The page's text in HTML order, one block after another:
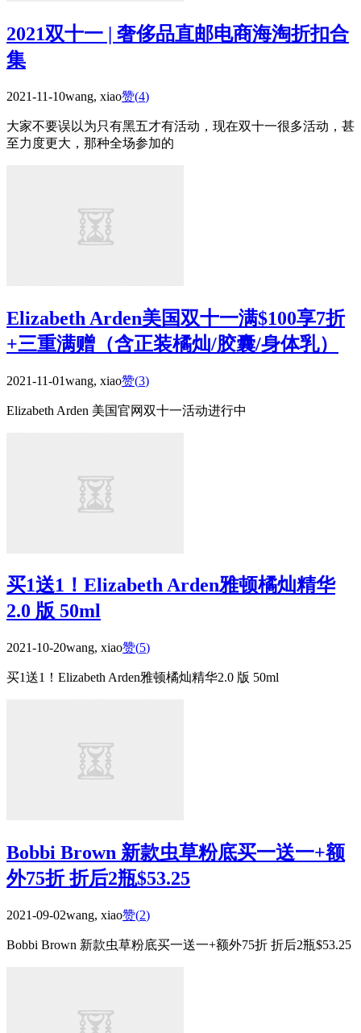
2021双十一 | 奢侈品直邮电商海淘折扣合
集
2021-11-10wang, xiao赞(4)
大家不要误以为只有黑五才有活动，现在双十一很多活动，甚
至力度更大，那种全场参加的
Elizabeth Arden美国双十一满$100享7折
+三重满赠（含正装橘灿/胶囊/身体乳）
2021-11-01wang, xiao赞(3)
Elizabeth Arden 美国官网双十一活动进行中
买1送1！Elizabeth Arden雅顿橘灿精华
2.0 版 50ml
2021-10-20wang, xiao赞(5)
买1送1！Elizabeth Arden雅顿橘灿精华2.0 版 50ml
Bobbi Brown 新款虫草粉底买一送一+额
外75折 折后2瓶$53.25
2021-09-02wang, xiao赞(2)
Bobbi Brown 新款虫草粉底买一送一+额外75折 折后2瓶$53.25